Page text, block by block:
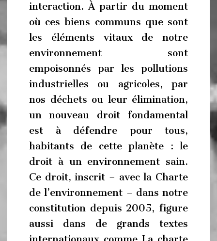
interaction. À partir du moment
où ces biens communs que sont
les éléments vitaux de notre
environnement sont
empoisonnés par les pollutions
industrielles ou agricoles, par
nos déchets ou leur élimination,
un nouveau droit fondamental
est à défendre pour tous,
habitants de cette planète : le
droit à un environnement sain.
Ce droit, inscrit – avec la Charte
de l’environnement – dans notre
constitution depuis 2005, figure
aussi dans de grands textes